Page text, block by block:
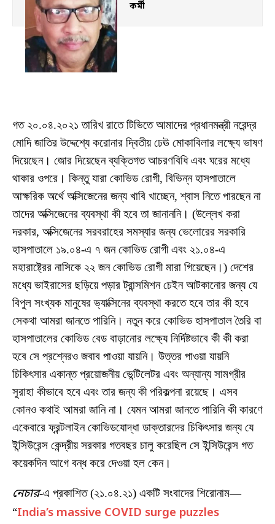
কর্মী
গত ২০.০৪.২০২১ তারিখ রাতে টিভিতে আমাদের প্রধানমন্ত্রী নরেন্দ্র
মোদি জাতির উদ্দেশ্যে করোনার দ্বিতীয় ঢেঊ মোকাবিলার লক্ষ্যে ভাষণ
দিয়েছেন। জোর দিয়েছেন ব্যক্তিগত আচরণবিধি এবং ঘরের মধ্যে
থাকার ওপরে। কিন্তু যারা কোভিড রোগী, বিভিন্ন হাসপাতালে
আক্ষরিক অর্থে অক্সিজেনের জন্য খাবি খাচ্ছেন, শ্বাস নিতে পারছেন না
তাদের অক্সিজেনের ব্যবস্থা কী হবে তা জানাননি। (উল্লেখ করা
দরকার, অক্সিজেনের সরবরাহের সমস্যার জন্য ভেলোরের সরকারি
হাসপাতালে ১৯.০৪-এ ৭ জন কোভিড রোগী এবং ২১.০৪-এ
মহারাষ্ট্রের নাসিকে ২২ জন কোভিড রোগী মারা গিয়েছেন।) দেশের
মধ্যে ভাইরাসের ছড়িয়ে পড়ার ট্রান্সমিশন চেইন আটকানোর জন্য যে
বিপুল সংখ্যক মানুষের ভ্যাক্সিনের ব্যবস্থা করতে হবে তার কী হবে
সেকথা আমরা জানতে পারিনি। নতুন করে কোভিড হাসপাতাল তৈরি বা
হাসপাতালের কোভিড বেড বাড়ানোর লক্ষ্যে নির্দিষ্টভাবে কী কী করা
হবে সে প্রশ্নেরও জবাব পাওয়া যায়নি। উত্তর পাওয়া যায়নি
চিকিৎসার একান্ত প্রয়োজনীয় ভেন্টিলেটর এবং অন্যান্য সামগ্রীর
সুরাহা কীভাবে হবে এবং তার জন্য কী পরিকল্পনা রয়েছে। এসব
কোনও কথাই আমরা জানি না। যেমন আমরা জানতে পারিনি কী কারণে
একেবারে ফ্রন্টলাইন কোভিডযোদ্ধা ডাক্তারদের চিকিৎসার জন্য যে
ইন্সিউরেন্স কেন্দ্রীয় সরকার গতবছর চালু করেছিল সে ইন্সিউরেন্স গত
কয়েকদিন আগে বন্ধ করে দেওয়া হল কেন।
নেচার-এ প্রকাশিত (২১.০৪.২১) একটি সংবাদের শিরোনাম—
“India’s massive COVID surge puzzles